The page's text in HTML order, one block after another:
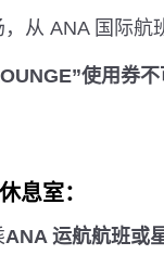
从 ANA 国际
使用券不
息室：
ANA 运航航班或